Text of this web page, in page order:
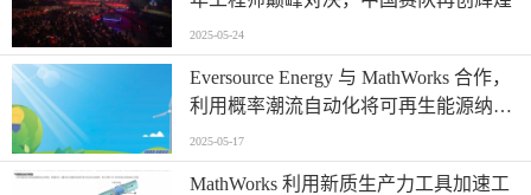
2025-05-24
Eversource Energy 与 MathWorks 合作，
利用概率潮流自动化将可再生能源纳入
系统规划流程
2025-05-17
MathWorks 利用新质生产力工具加速工